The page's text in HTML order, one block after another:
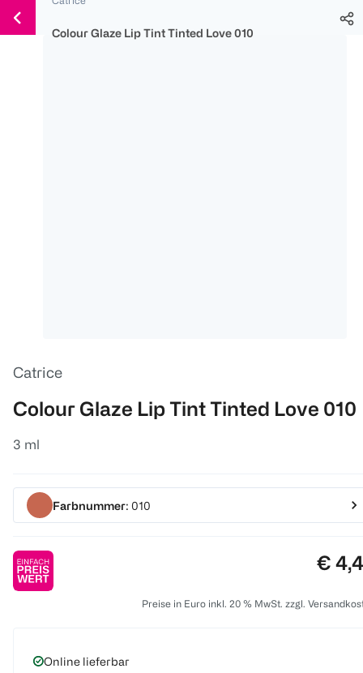
150 Ös
300 Ös
500 Ös
Weiter
zum
Colour Glaze Lip Tint Tinted Love 010
Catrice
Colour Glaze Lip Tint Tinted Love 010
3 ml
Farbnummer: 010
€
Preise in Euro inkl. 20 % MwSt. zzgl.
Online lieferbar